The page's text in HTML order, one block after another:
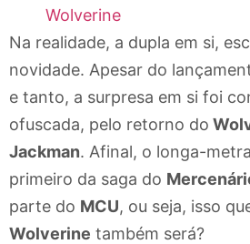
Wolverine
Na realidade, a dupla em si,
novidade. Apesar do
e tanto, a surpresa em si foi
ofuscada, pelo retorno do
Jackman. Afinal, o longa-
primeiro da saga do
parte do MCU, ou seja, isso
Wolverine também será?